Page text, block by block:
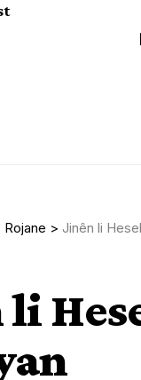
Rojane > Jinên li